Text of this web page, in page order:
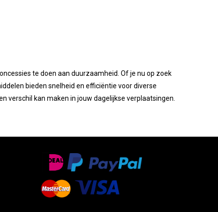
te doen aan duurzaamheid. Of je nu op zoek
bieden snelheid en efficiëntie voor diverse
verschil kan maken in jouw dagelijkse verplaatsingen.